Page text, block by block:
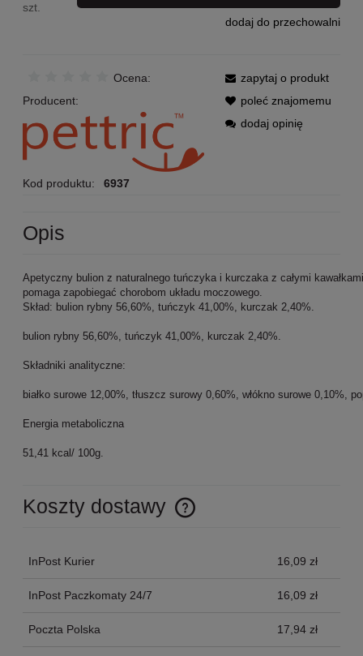
szt.
dodaj do przechowalni
Ocena:
Producent:
Kod produktu: 6937
zapytaj o produkt
poleć znajomemu
dodaj opinię
Opis
Apetyczny bulion z naturalnego tuńczyka i kurczaka z całymi
pomaga zapobiegać chorobom układu moczowego.
Skład: bulion rybny 56,60%, tuńczyk 41,00%, kurczak 2,40%.
bulion rybny 56,60%, tuńczyk 41,00%, kurczak 2,40%.
Składniki analityczne:
białko surowe 12,00%, tłuszcz surowy 0,60%, włókno surowe 0,10%,
Energia metaboliczna
51,41 kcal/ 100g.
Koszty dostawy
Cena nie zawiera ewentualnych kosztów płatności
InPost Kurier 16,09 zł
InPost Paczkomaty 24/7 16,09 zł
Poczta Polska 17,94 zł